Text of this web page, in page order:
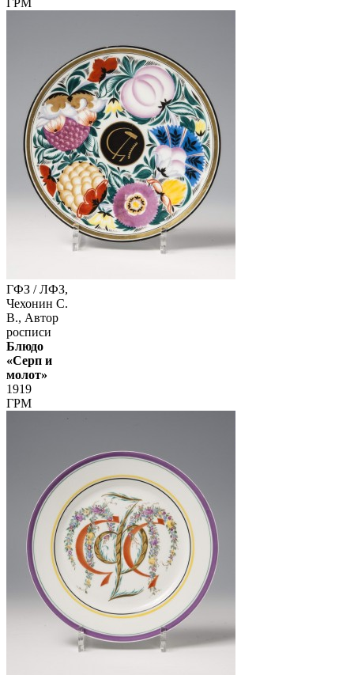
ГРМ
ГФЗ / ЛФЗ,
Чехонин С.
В., Автор
росписи
Блюдо
«Серп и
молот»
1919
ГРМ